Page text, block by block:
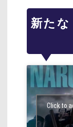
新たな
Click to